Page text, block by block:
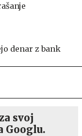
denar z bank
svoj
Googlu.